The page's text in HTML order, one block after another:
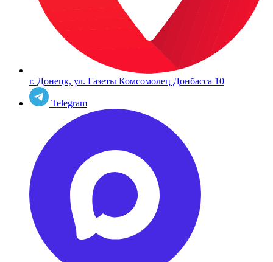
г. Донецк, ул. Газеты Комсомолец Донбасса 10
Telegram